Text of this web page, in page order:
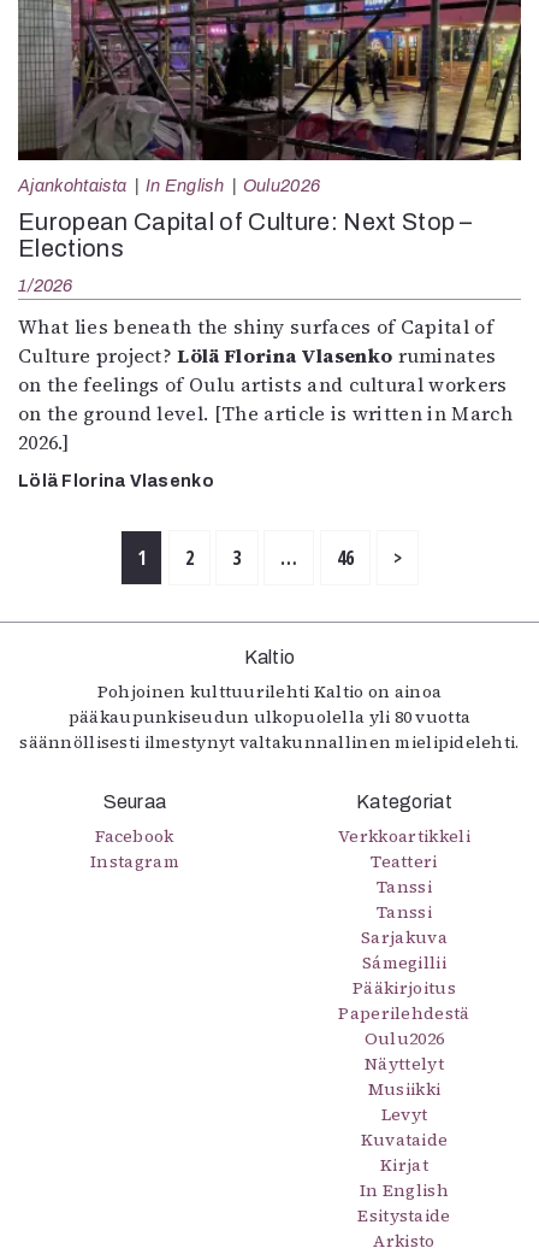
Ajankohtaista In English Oulu2026
European Capital of Culture: Next Stop –
Elections
1/2026
What lies beneath the shiny surfaces of Capital of
Culture project?Lölä Florina Vlasenko ruminates
on the feelings of Oulu artists and cultural workers
on the ground level. [The article is written in March
2026.]
Lölä Florina Vlasenko
1 2 3 … 46 >
Kaltio
Pohjoinen kulttuurilehti Kaltio on ainoa
pääkaupunkiseudun ulkopuolella yli 80 vuotta
säännöllisesti ilmestynyt valtakunnallinen mielipidelehti.
Seuraa
Facebook
Instagram
Kategoriat
Verkkoartikkeli
Teatteri
Tanssi
Tanssi
Sarjakuva
Sámegillii
Pääkirjoitus
Paperilehdestä
Oulu2026
Näyttelyt
Musiikki
Levyt
Kuvataide
Kirjat
In English
Esitystaide
Arkisto